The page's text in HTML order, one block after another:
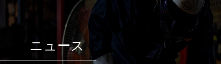
ニュース